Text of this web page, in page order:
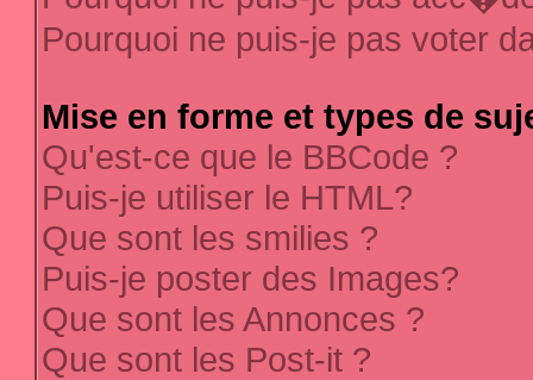
Pourquoi ne puis-je pas voter
Mise en forme et types de
Qu'est-ce que le BBCode ?
Puis-je utiliser le HTML?
Que sont les smilies ?
Puis-je poster des Images?
Que sont les Annonces ?
Que sont les Post-it ?